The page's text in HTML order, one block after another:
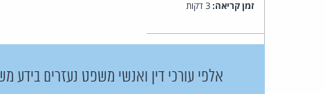
זמן קריאה:
אלפי עורכי דין ואנשי משפט נעזרים בידע